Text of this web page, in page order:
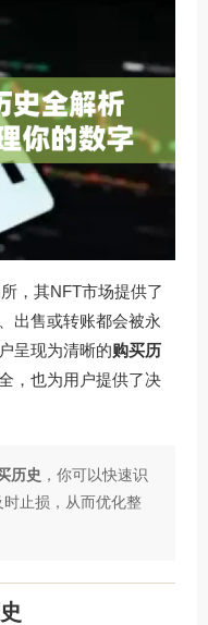
，其NFT市场提供了
出售或转账都会被永
呈现为清晰的购买历
，也为用户提供了决
历史 ，你可以快速识
止损，从而优化整